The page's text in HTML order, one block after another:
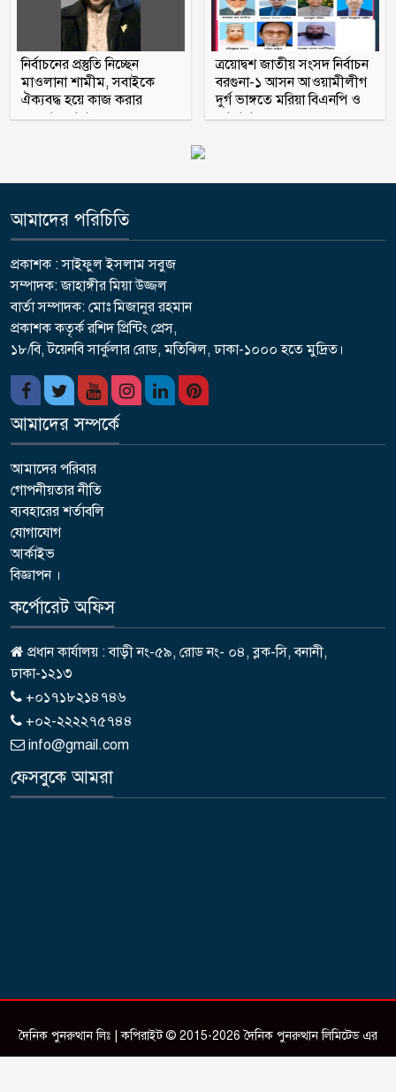
নির্বাচনের প্রস্তুতি নিচ্ছেন
মাওলানা শামীম, সবাইকে
ঐক্যবদ্ধ হয়ে কাজ করার
অহব্বান জানান
ত্রয়োদ্বশ জাতীয় সংসদ নির্বাচন
বরগুনা-১ আসন আওয়ামীলীগ
দুর্গ ভাঙ্গতে মরিয়া বিএনপি ও
জামায়াত
আমাদের পরিচিতি
প্রকাশক : সাইফুল ইসলাম সবুজ
সম্পাদক: জাহাঙ্গীর মিয়া উজ্জল
বার্তা সম্পাদক: মোঃ মিজানুর রহমান
প্রকাশক কতৃর্ক রশিদ প্রিন্টিং প্রেস,
১৮/বি, টয়েনবি সার্কুলার রোড, মতিঝিল, ঢাকা-১০০০ হতে মুদ্রিত।
আমাদের সম্পর্কে
আমাদের পরিবার
গোপনীয়তার নীতি
ব্যবহারের শর্তাবলি
যোগাযোগ
আর্কাইভ
বিজ্ঞাপন ।
কর্পোরেট অফিস
প্রধান কার্যালয় : বাড়ী নং-৫৯, রোড নং- ০৪, ব্লক-সি, বনানী,
ঢাকা-১২১৩
+০১৭১৮২১৪৭৪৬
+০২-২২২২৭৫৭৪৪
info@gmail.com
ফেসবুকে আমরা
দৈনিক পুনরুত্থান লিঃ | কপিরাইট © 2015-2026 দৈনিক পুনরুত্থান লিমিটেড এর